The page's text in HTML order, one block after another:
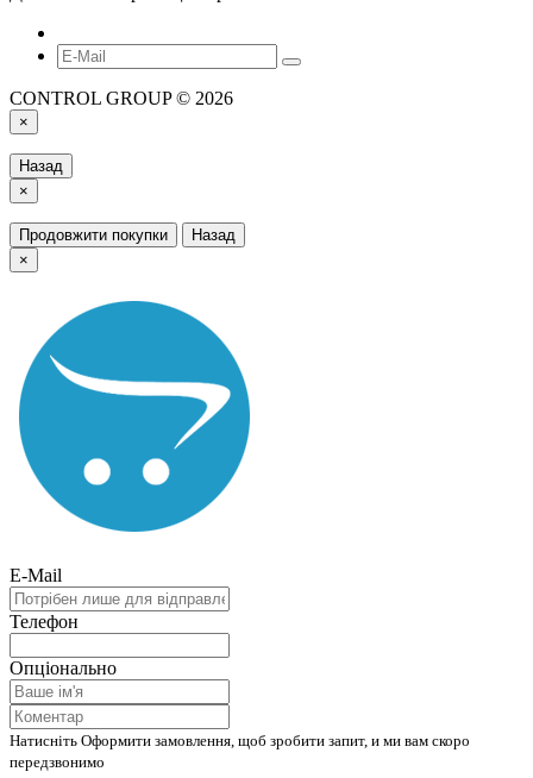
CONTROL GROUP © 2026
×
Назад
×
Продовжити покупки
Назад
×
E-Mail
Телефон
Опціонально
Натисніть Оформити замовлення, щоб зробити запит, и ми вам скоро
передзвонимо